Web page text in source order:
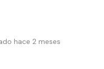
hace 2 meses